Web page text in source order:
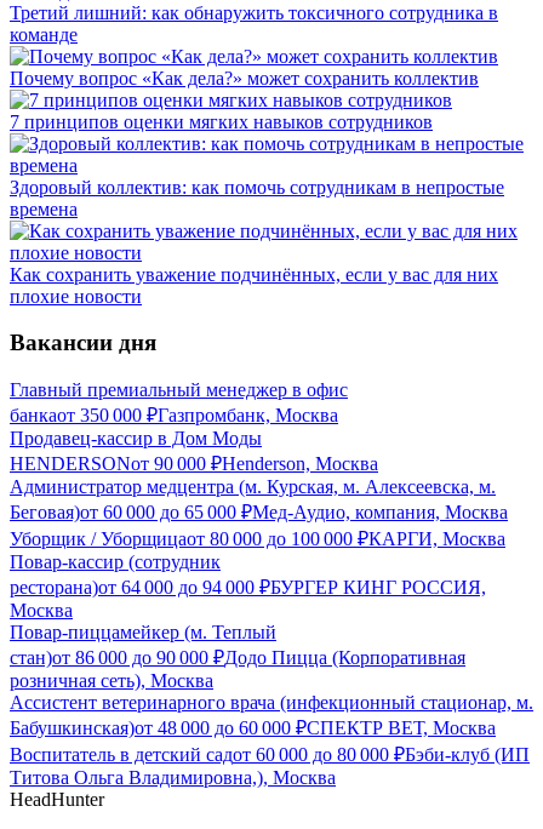
Третий лишний: как обнаружить токсичного сотрудника в
команде
Почему вопрос «Как дела?» может сохранить коллектив
7 принципов оценки мягких навыков сотрудников
Здоровый коллектив: как помочь сотрудникам в непростые
времена
Как сохранить уважение подчинённых, если у вас для них
плохие новости
Вакансии дня
Главный премиальный менеджер в офис
банкаот 350 000 ₽Газпромбанк, Москва
Продавец-кассир в Дом Моды
HENDERSONот 90 000 ₽Henderson, Москва
Администратор медцентра (м. Курская, м. Алексеевска, м.
Беговая)от 60 000 до 65 000 ₽Мед-Аудио, компания, Москва
Уборщик / Уборщицаот 80 000 до 100 000 ₽КАРГИ, Москва
Повар-кассир (сотрудник
ресторана)от 64 000 до 94 000 ₽БУРГЕР КИНГ РОССИЯ,
Москва
Повар-пиццамейкер (м. Теплый
стан)от 86 000 до 90 000 ₽Додо Пицца (Корпоративная
розничная сеть), Москва
Ассистент ветеринарного врача (инфекционный стационар, м.
Бабушкинская)от 48 000 до 60 000 ₽СПЕКТР ВЕТ, Москва
Воспитатель в детский садот 60 000 до 80 000 ₽Бэби-клуб (ИП
Титова Ольга Владимировна,), Москва
HeadHunter